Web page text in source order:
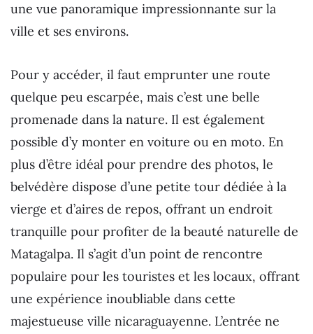
une vue panoramique impressionnante sur la
ville et ses environs.
Pour y accéder, il faut emprunter une route
quelque peu escarpée, mais c’est une belle
promenade dans la nature. Il est également
possible d’y monter en voiture ou en moto. En
plus d’être idéal pour prendre des photos, le
belvédère dispose d’une petite tour dédiée à la
vierge et d’aires de repos, offrant un endroit
tranquille pour profiter de la beauté naturelle de
Matagalpa. Il s’agit d’un point de rencontre
populaire pour les touristes et les locaux, offrant
une expérience inoubliable dans cette
majestueuse ville nicaraguayenne. L’entrée ne